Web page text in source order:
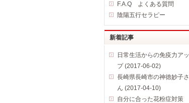
F.A.Q よくある質問
陰陽五行セラピー
新着記事
日常生活からの免疫力アッ
プ (2017-06-02)
長崎県長崎市の神徳妙子さ
ん (2017-04-10)
自分に合った花粉症対策